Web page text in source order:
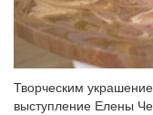
Творческим
выступление Елены